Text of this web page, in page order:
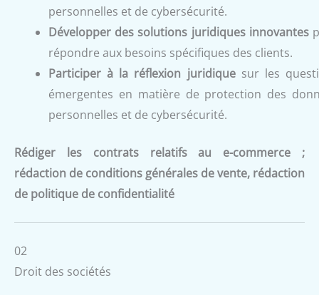
personnelles et de cybersécurité.
Développer des solutions juridiques innovantes
répondre aux besoins spécifiques des clients.
Participer à la réflexion juridiquesur les
émergentes en matière de protection des
personnelles et de cybersécurité.
Rédiger les contrats relatifs au e-commerce ;
rédaction de conditions générales de vente, rédaction
de politique de confidentialité
02
Droit des sociétés